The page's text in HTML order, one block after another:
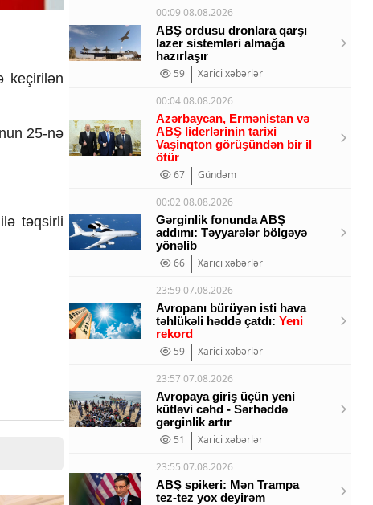
keçirilən
25-nə
təqsirli
00:09 08.08.2026
ABŞ ordusu dronlara qarşı
lazer sistemləri almağa
hazırlaşır
59
Xarici xəbərlər
00:04 08.08.2026
Azərbaycan, Ermənistan və
ABŞ liderlərinin tarixi
Vaşinqton görüşündən bir il
ötür
67
Gündəm
00:02 08.08.2026
Gərginlik fonunda ABŞ
addımı: Təyyarələr bölgəyə
yönəlib
66
Xarici xəbərlər
23:59 07.08.2026
Avropanı bürüyən isti hava
təhlükəli həddə çatdı: Yeni
rekord
59
Xarici xəbərlər
23:57 07.08.2026
Avropaya giriş üçün yeni
kütləvi cəhd - Sərhəddə
gərginlik artır
51
Xarici xəbərlər
23:55 07.08.2026
ABŞ spikeri: Mən Trampa
tez-tez yox deyirəm